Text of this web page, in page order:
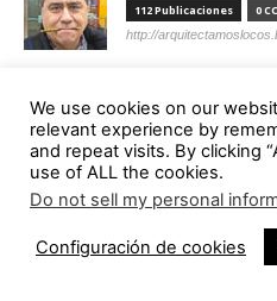
112 Publicaciones 0
http://
95 Publicaciones 0
https://madc.xyz/
Ana Barreiro
https://tallerabierto.gal/gl/
We use cookies on our
relevant experience by
and repeat visits. By clicking
use of ALL the cookies.
Do not sell my personal
Configuración de cookies